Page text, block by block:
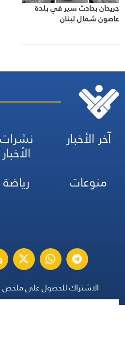
جريحان بحادث سير في بلدة
عاصون شمال لبنان
آخر الأخبار نشرات
الأخبار
منوعات
رياضة
الاشتراك للحصول على